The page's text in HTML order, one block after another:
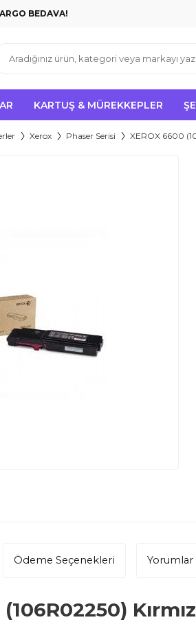
BEDAVA!
KARTUŞ & MÜREKKEPLER
Xerox Phaser Serisi XEROX 6600
Ödeme Seçenekleri Yorumlar